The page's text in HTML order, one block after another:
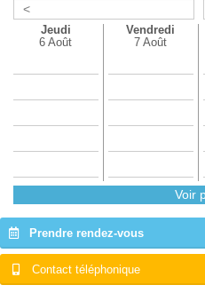
<
Jeudi
6 Août
Vendredi
7 Août
Voir
Prendre rendez-vous
Contact téléphonique